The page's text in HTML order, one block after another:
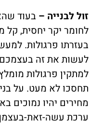
זול לבנייה – בעוד
לחומר יקר יחסית, קל
בעזרתו פרגולות.
לעשות את זה
למתקין פרגולות
תחסכו לא מעט. על
מחירים יהיו נמוכים
ערכת עשה-זאת-